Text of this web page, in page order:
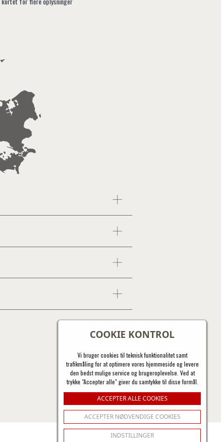
COOKIE KONTROL
Vi bruger cookies til teknisk funktionalitet samt
trafikmåling for at optimere vores hjemmeside og levere
den bedst mulige service og brugeroplevelse. Ved at
trykke "Accepter alle" giver du samtykke til disse formål.
ACCEPTER ALLE COOKIES
ACCEPTER NØDVENDIGE COOKIES
INDSTILLINGER